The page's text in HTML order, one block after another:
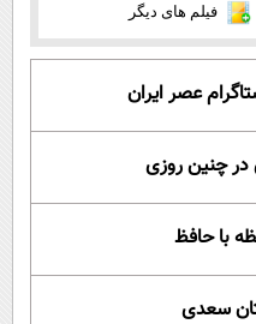
فیلم های دیگر
عصر ایران
با حافظ
سعدی